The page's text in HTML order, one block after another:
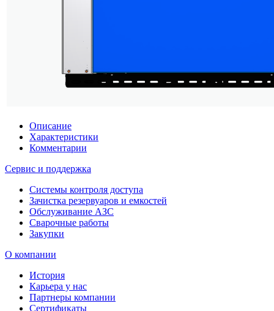
Описание
Характеристики
Комментарии
Сервис и поддержка
Системы контроля доступа
Зачистка резервуаров и емкостей
Обслуживание АЗС
Сварочные работы
Закупки
О компании
История
Карьера у нас
Партнеры компании
Сертификаты